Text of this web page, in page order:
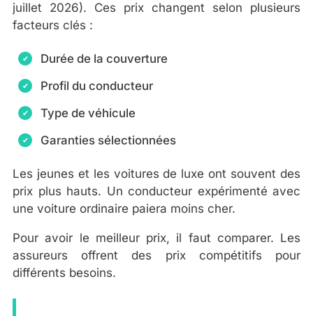
juillet 2026). Ces prix changent selon plusieurs
facteurs clés :
Durée de la couverture
Profil du conducteur
Type de véhicule
Garanties sélectionnées
Les jeunes et les voitures de luxe ont souvent des
prix plus hauts. Un conducteur expérimenté avec
une voiture ordinaire paiera moins cher.
Pour avoir le meilleur prix, il faut comparer. Les
assureurs offrent des prix compétitifs pour
différents besoins.